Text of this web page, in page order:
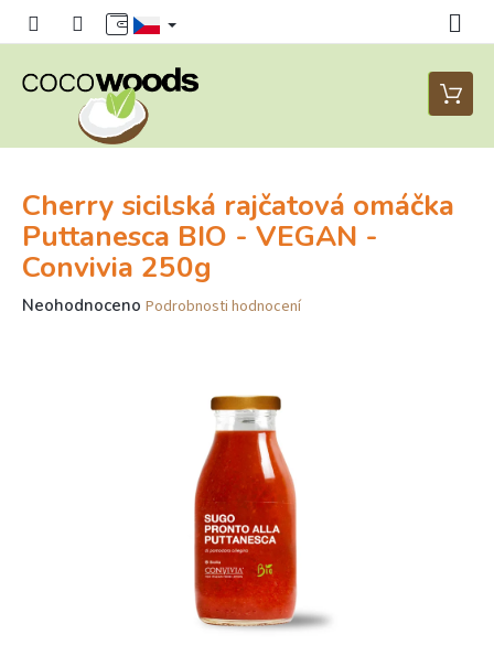
košík
Cherry sicilská rajčatová omáčka
Puttanesca BIO - VEGAN -
Convivia 250g
Průměrné
Neohodnoceno Podrobnosti hodnocení